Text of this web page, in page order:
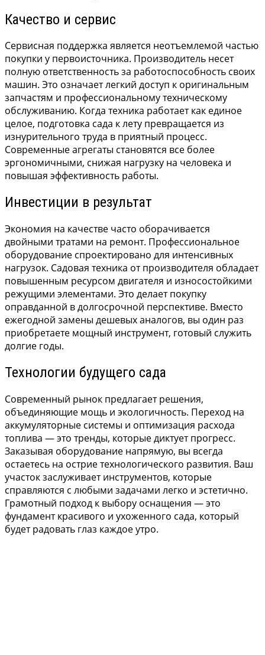
Качество и сервис
Сервисная поддержка является неотъемлемой частью
покупки у первоисточника. Производитель несет
полную ответственность за работоспособность своих
машин. Это означает легкий доступ к оригинальным
запчастям и профессиональному техническому
обслуживанию. Когда техника работает как единое
целое, подготовка сада к лету превращается из
изнурительного труда в приятный процесс.
Современные агрегаты становятся все более
эргономичными, снижая нагрузку на человека и
повышая эффективность работы.
Инвестиции в результат
Экономия на качестве часто оборачивается
двойными тратами на ремонт. Профессиональное
оборудование спроектировано для интенсивных
нагрузок. Садовая техника от производителя обладает
повышенным ресурсом двигателя и износостойкими
режущими элементами. Это делает покупку
оправданной в долгосрочной перспективе. Вместо
ежегодной замены дешевых аналогов, вы один раз
приобретаете мощный инструмент, готовый служить
долгие годы.
Технологии будущего сада
Современный рынок предлагает решения,
объединяющие мощь и экологичность. Переход на
аккумуляторные системы и оптимизация расхода
топлива — это тренды, которые диктует прогресс.
Заказывая оборудование напрямую, вы всегда
остаетесь на острие технологического развития. Ваш
участок заслуживает инструментов, которые
справляются с любыми задачами легко и эстетично.
Грамотный подход к выбору оснащения — это
фундамент красивого и ухоженного сада, который
будет радовать глаз каждое утро.